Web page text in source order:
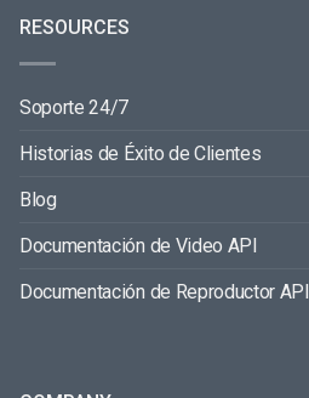
RESOURCES
Soporte 24/7
Historias de Éxito de Clientes
Blog
Documentación de Video API
Documentación de Reproductor API